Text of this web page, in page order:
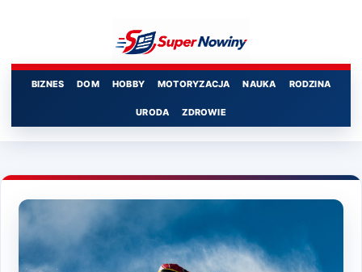
BIZNES DOM HOBBY MOTORYZACJA NAUKA RODZINA
URODA ZDROWIE